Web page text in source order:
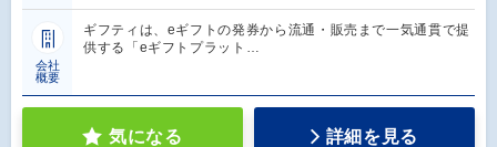
会社
概要
ギフティは、eギフトの発券から流通・販売まで一気通貫で提
供する「eギフトプラット…
気になる 詳細を見る